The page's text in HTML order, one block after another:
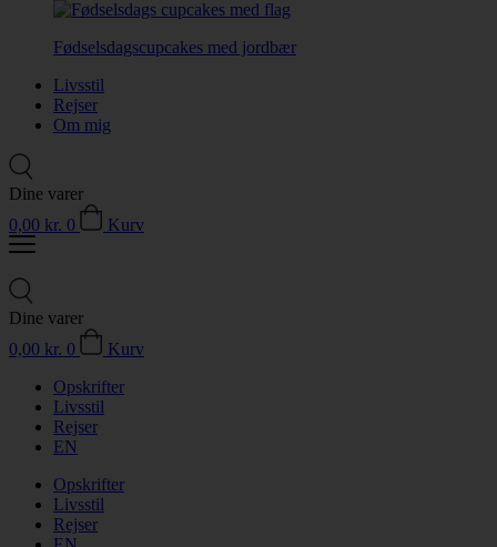
Fødselsdagscupcakes med jordbær
Livsstil
Rejser
Om mig
Dine varer
0,00 kr. 0 Kurv
Dine varer
0,00 kr. 0
Kurv
Opskrifter
Livsstil
Rejser
EN
Opskrifter
Livsstil
Rejser